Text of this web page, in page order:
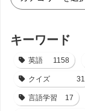
キーワード
英語 1158
クイズ 31
言語学習 17